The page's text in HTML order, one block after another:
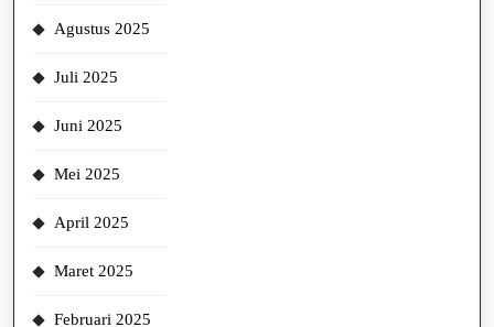
Agustus 2025
Juli 2025
Juni 2025
Mei 2025
April 2025
Maret 2025
Februari 2025